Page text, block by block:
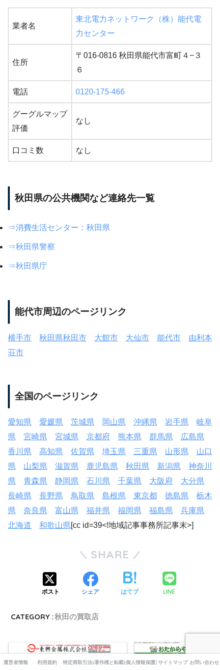
業者名
東北電力ネットワーク（株）能代電
力センター
住所
〒016-0816 秋田県能代市富町４−３
６
電話 0120-175-466
グーグルマップ
評価
なし
口コミ数 なし
秋田県の公共機関など連絡先一覧
⇒消費生活センター：秋田県
⇒秋田県警察
⇒秋田県庁
能代市周辺のページリンク
横手市 秋田県秋田市 大館市 大仙市 能代市
由利本
荘市
全国のページリンク
愛知県 愛媛県 茨城県 岡山県 沖縄県 岩手県
岐阜
県
宮崎県 宮城県 京都府 熊本県 群馬県
広島県
香川県
高知県 佐賀県 埼玉県 三重県 山形県
山口
県
山梨県 滋賀県 鹿児島県 秋田県 新潟県
神奈川
県
青森県 静岡県 石川県 千葉県 大阪府
大分県
長崎県
長野県 鳥取県 島根県 東京都 徳島県
栃木
県
奈良県 富山県 福井県 福岡県 福島県
兵庫県
北海道
和歌山県[cc id=39<!地域記事事務所記事末>]
SHARE
ポスト シェア はてブ LINE
CATEGORY :秋田の買取店
運営者情報 利用規約 特定商取引法に基づく表記
著作権と転載について個人情報保護方針サイトマップ お問い合わせ